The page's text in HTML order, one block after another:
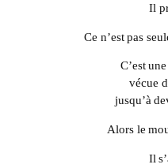
Il
Ce n’est pas
C’est
vécue
jusqu’à
Alors le
Il